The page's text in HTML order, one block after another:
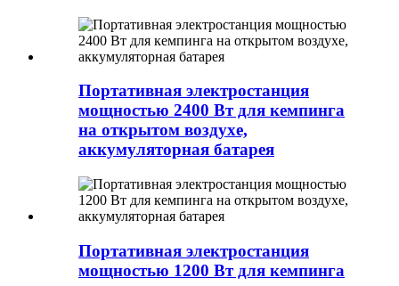
Портативная электростанция
мощностью 2400 Вт для кемпинга
на открытом воздухе,
аккумуляторная батарея
Портативная электростанция
мощностью 1200 Вт для кемпинга